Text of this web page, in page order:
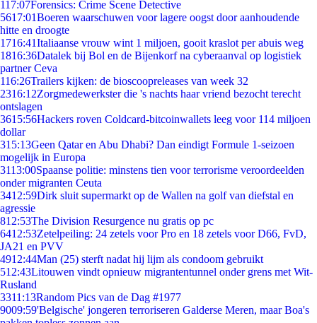
117:07Forensics: Crime Scene Detective
5617:01Boeren waarschuwen voor lagere oogst door aanhoudende
hitte en droogte
1716:41Italiaanse vrouw wint 1 miljoen, gooit kraslot per abuis weg
1816:36Datalek bij Bol en de Bijenkorf na cyberaanval op logistiek
partner Ceva
116:26Trailers kijken: de bioscoopreleases van week 32
2316:12Zorgmedewerkster die 's nachts haar vriend bezocht terecht
ontslagen
3615:56Hackers roven Coldcard-bitcoinwallets leeg voor 114 miljoen
dollar
315:13Geen Qatar en Abu Dhabi? Dan eindigt Formule 1-seizoen
mogelijk in Europa
3113:00Spaanse politie: minstens tien voor terrorisme veroordeelden
onder migranten Ceuta
3412:59Dirk sluit supermarkt op de Wallen na golf van diefstal en
agressie
812:53The Division Resurgence nu gratis op pc
6412:53Zetelpeiling: 24 zetels voor Pro en 18 zetels voor D66, FvD,
JA21 en PVV
4912:44Man (25) sterft nadat hij lijm als condoom gebruikt
512:43Litouwen vindt opnieuw migrantentunnel onder grens met Wit-
Rusland
3311:13Random Pics van de Dag #1977
9009:59'Belgische' jongeren terroriseren Galderse Meren, maar Boa's